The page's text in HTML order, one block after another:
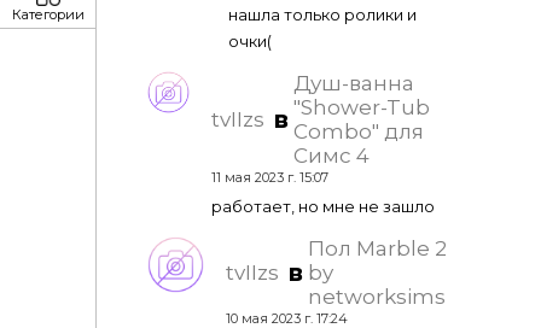
нашла только ролики и
очки(
tvIIzs в
Душ-ванна
"Shower-Tub
Combo" для
Симс 4
11 мая 2023 г. 15:07
работает, но мне не зашло
tvIIzs в
Пол Marble 2
by
networksims
10 мая 2023 г. 17:24
Категории